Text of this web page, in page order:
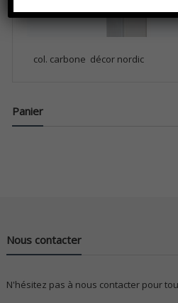
col. carbone décor nordic
Panier
Nous contacter
N'hésitez pas à nous contacter pour